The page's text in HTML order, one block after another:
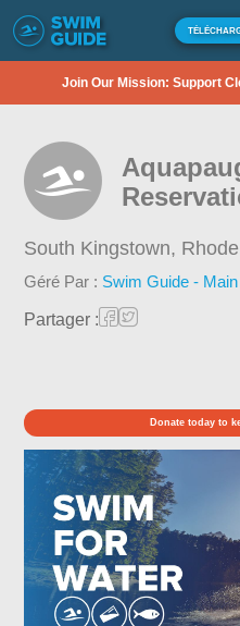
Join Our Mission: Support
South Kingstown,
Géré Par : Swim Guide - Main
Partager :
Donate today to